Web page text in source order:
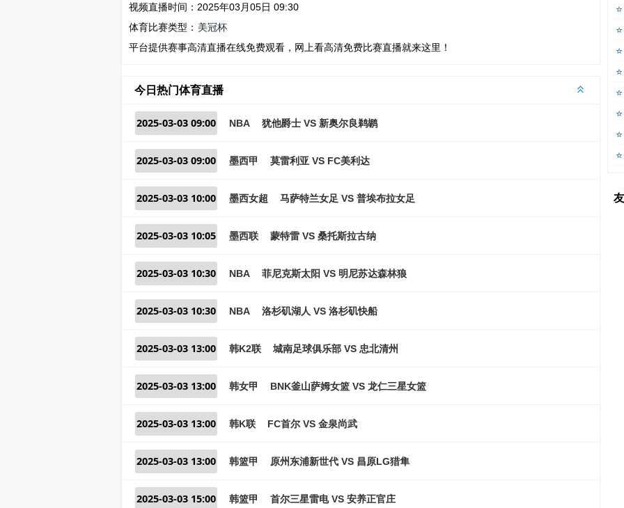
视频直播时间：2025年03月05日 09:30
体育比赛类型： 美冠杯
平台提供赛事高清直播在线免费观看，网上看高清免费比赛直播就来这里！
今日热门体育直播
2025-03-03 09:00 NBA 犹他爵士 VS 新奥尔良鹈鹕
2025-03-03 09:00 墨西甲 莫雷利亚 VS FC美利达
2025-03-03 10:00 墨西女超 马萨特兰女足 VS 普埃布拉女足
2025-03-03 10:05 墨西联 蒙特雷 VS 桑托斯拉古纳
2025-03-03 10:30 NBA 菲尼克斯太阳 VS 明尼苏达森林狼
2025-03-03 10:30 NBA 洛杉矶湖人 VS 洛杉矶快船
2025-03-03 13:00 韩K2联 城南足球俱乐部 VS 忠北清州
2025-03-03 13:00 韩女甲 BNK釜山萨姆女篮 VS 龙仁三星女篮
2025-03-03 13:00 韩K联 FC首尔 VS 金泉尚武
2025-03-03 13:00 韩篮甲 原州东浦新世代 VS 昌原LG猎隼
2025-03-03 15:00 韩篮甲 首尔三星雷电 VS 安养正官庄